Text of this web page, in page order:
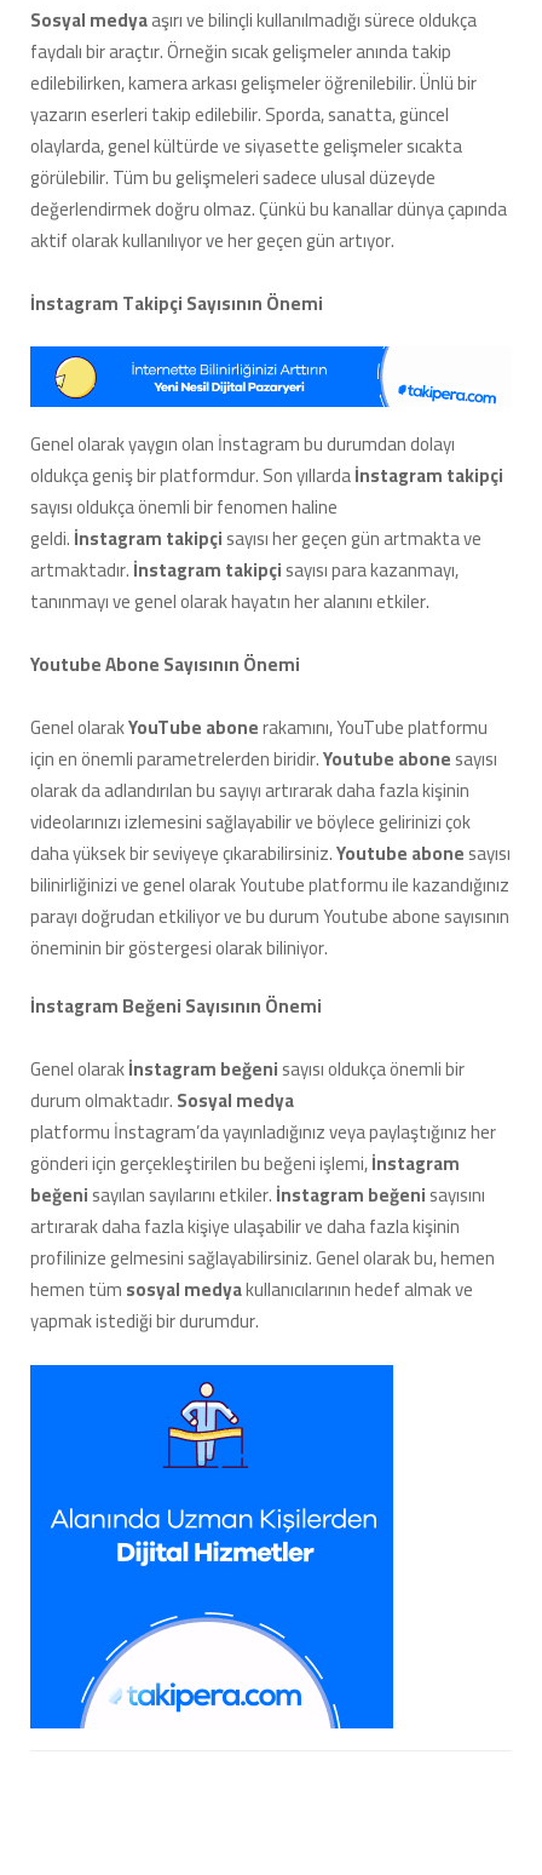
Sosyal medyaaşırı ve bilinçli kullanılmadığı sürece oldukça
faydalı bir araçtır. Örneğin sıcak gelişmeler anında takip
edilebilirken, kamera arkası gelişmeler öğrenilebilir. Ünlü bir
yazarın eserleri takip edilebilir. Sporda, sanatta, güncel
olaylarda, genel kültürde ve siyasette gelişmeler sıcakta
görülebilir. Tüm bu gelişmeleri sadece ulusal düzeyde
değerlendirmek doğru olmaz. Çünkü bu kanallar dünya çapında
aktif olarak kullanılıyor ve her geçen gün artıyor.
İnstagram Takipçi Sayısının Önemi
Genel olarak yaygın olan İnstagram bu durumdan dolayı
oldukça geniş bir platformdur. Son yıllardaİnstagram takipçi
sayısı oldukça önemli bir fenomen haline
geldi.İnstagram takipçisayısı her geçen gün artmakta ve
artmaktadır.İnstagram takipçisayısı para kazanmayı,
tanınmayı ve genel olarak hayatın her alanını etkiler.
Youtube Abone Sayısının Önemi
Genel olarakYouTube abonerakamını, YouTube platformu
için en önemli parametrelerden biridir.Youtube abonesayısı
olarak da adlandırılan bu sayıyı artırarak daha fazla kişinin
videolarınızı izlemesini sağlayabilir ve böylece gelirinizi çok
daha yüksek bir seviyeye çıkarabilirsiniz.Youtube abonesayısı
bilinirliğinizi ve genel olarak Youtube platformu ile kazandığınız
parayı doğrudan etkiliyor ve bu durum Youtube abone sayısının
öneminin bir göstergesi olarak biliniyor.
İnstagram Beğeni Sayısının Önemi
Genel olarakİnstagram beğenisayısı oldukça önemli bir
durum olmaktadır.Sosyal medya
platformu İnstagram’da yayınladığınız veya paylaştığınız her
gönderi için gerçekleştirilen bu beğeni işlemi,İnstagram
beğenisayılan sayılarını etkiler.İnstagram beğenisayısını
artırarak daha fazla kişiye ulaşabilir ve daha fazla kişinin
profilinize gelmesini sağlayabilirsiniz. Genel olarak bu, hemen
hemen tümsosyal medyakullanıcılarının hedef almak ve
yapmak istediği bir durumdur.